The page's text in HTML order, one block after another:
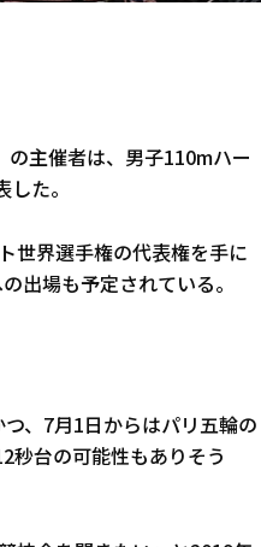
主催者は、男子110mハー
た。
世界選手権の代表権を手に
出場も予定されている。
、7月1日からはパリ五輪の
秒台の可能性もありそう